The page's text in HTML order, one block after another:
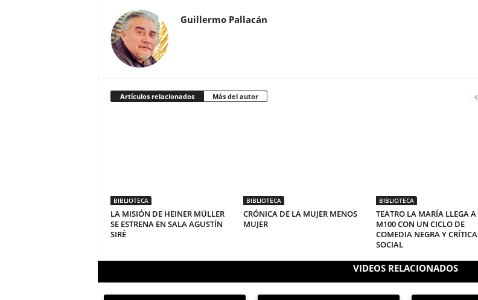
Guillermo Pallacán
Artículos relacionados Más del autor
BIBLIOTECA
LA MISIÓN DE HEINER MÜLLER
SE ESTRENA EN SALA AGUSTÍN
SIRÉ
BIBLIOTECA
CRÓNICA DE LA MUJER MENOS
MUJER
BIBLIOTECA
TEATRO LA MARÍA LLEGA A
M100 CON UN CICLO DE
COMEDIA NEGRA Y CRÍTICA
SOCIAL
VIDEOS RELACIONADOS